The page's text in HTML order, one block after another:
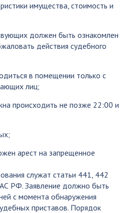
имущества, стоимость и
должен быть ознакомлен
действия судебного
в помещении только с
лиц;
происходить не позже 22:00 и
арест на запрещенное
служат статьи 441, 442
РФ. Заявление должно быть
с момента обнаружения
приставов. Порядок